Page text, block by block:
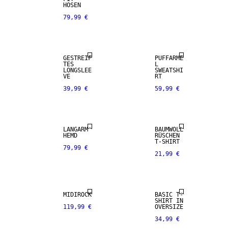
HOSEN
79,99 €
GESTREIF
TES
LONGSLEE
VE
39,99 €
PUFFÄRME
L
SWEATSHI
RT
59,99 €
LANGARM
HEMD
79,99 €
BAUMWOLL
RÜSCHEN
T-SHIRT
21,99 €
MIDIROCK
119,99 €
BASIC T-
SHIRT IN
OVERSIZE
34,99 €